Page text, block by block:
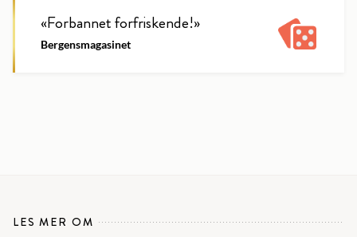
«Forbannet forfriskende!»
Bergensmagasinet
LES MER OM